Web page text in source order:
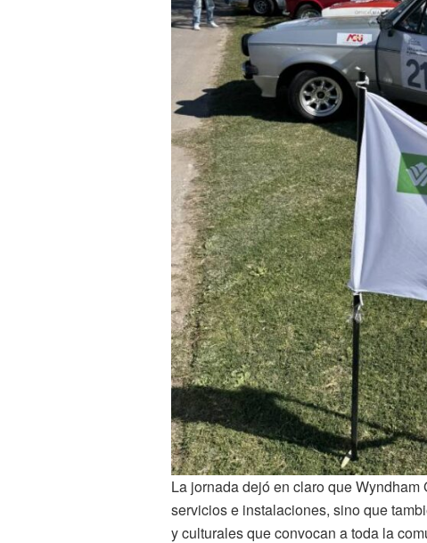
La jornada dejó en claro que
servicios e instalaciones, sino que
y culturales que convocan a toda la